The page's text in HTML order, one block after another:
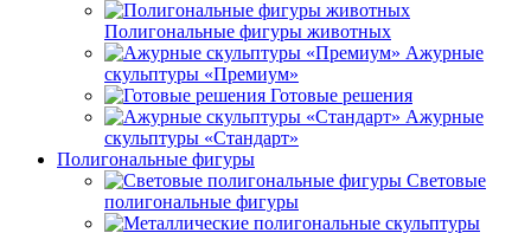
Полигональные фигуры животных
Ажурные
скульптуры «Премиум»
Готовые решения
Ажурные
скульптуры «Стандарт»
Полигональные фигуры
Световые
полигональные фигуры